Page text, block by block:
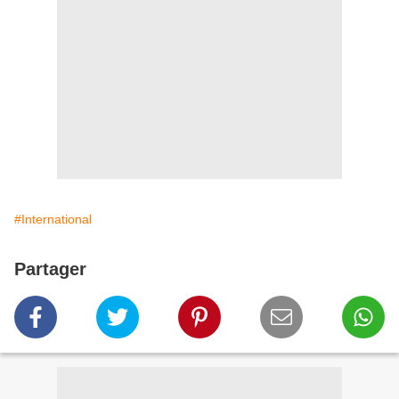
#International
Partager